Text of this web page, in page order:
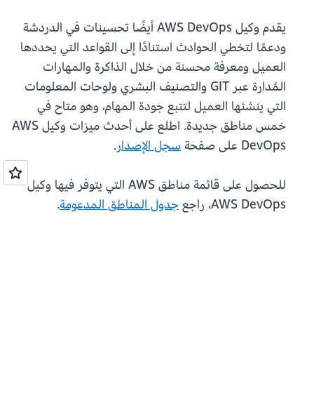
يقدم وكيل AWS DevOps أيضًا تحسينات في الدردشة
ودعمًا لتخطي الحوادث استنادًا إلى القواعد التي يحددها
العميل ومعرفة محسنة من خلال الذاكرة والمهارات
المُدارة عبر GIT والتصنيف البشري ولوحات المعلومات
التي ينشئها العميل لتتبع جودة المهام، وهو متاح في
خمس مناطق جديدة. اطلع على أحدث ميزات وكيل AWS
DevOps على صفحة
سجل الإصدار.
للحصول على قائمة مناطق AWS التي يتوفر فيها وكيل
AWS DevOps، راجع
جدول المناطق المدعومة.